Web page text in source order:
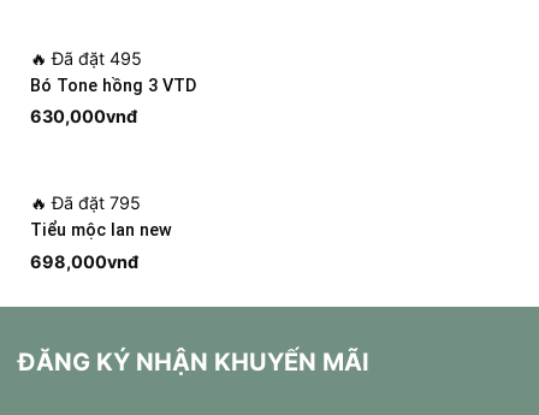
🔥 Đã đặt 495
Bó Tone hồng 3 VTD
630,000vnđ
🔥 Đã đặt 795
Tiểu mộc lan new
698,000vnđ
ĐĂNG KÝ NHẬN KHUYẾN MÃI